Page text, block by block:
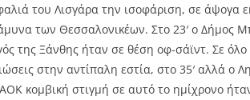
του Λισγάρα την ισοφάριση, σε άψογα
των Θεσσαλονικέων. Στο 23′ ο Δήμος
της Ξάνθης ήταν σε θέση οφ-σάϊντ. Σε
στην αντίπαλη εστία, στο 35′ αλλά
κομβική στιγμή σε αυτό το ημίχρονο